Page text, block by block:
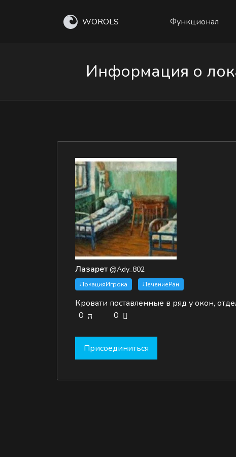
WOROLS Функционал
Информация о
Лазарет @Ady_802
ЛокацияИгрока ЛечениеРан
Кровати поставленные в ряд у окон,
0
0
Присоединиться